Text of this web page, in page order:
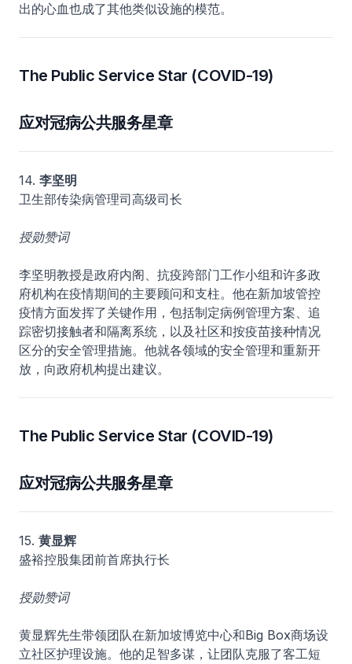
出的心血也成了其他类似设施的模范。
The Public Service Star (COVID-19)
应对冠病公共服务星章
14. 李坚明
卫生部传染病管理司高级司长
授勋赞词
李坚明教授是政府内阁、抗疫跨部门工作小组和许多政
府机构在疫情期间的主要顾问和支柱。他在新加坡管控
疫情方面发挥了关键作用，包括制定病例管理方案、追
踪密切接触者和隔离系统，以及社区和按疫苗接种情况
区分的安全管理措施。他就各领域的安全管理和重新开
放，向政府机构提出建议。
The Public Service Star (COVID-19)
应对冠病公共服务星章
15. 黄显辉
盛裕控股集团前首席执行长
授勋赞词
黄显辉先生带领团队在新加坡博览中心和Big Box商场设
立社区护理设施。他的足智多谋，让团队克服了客工短